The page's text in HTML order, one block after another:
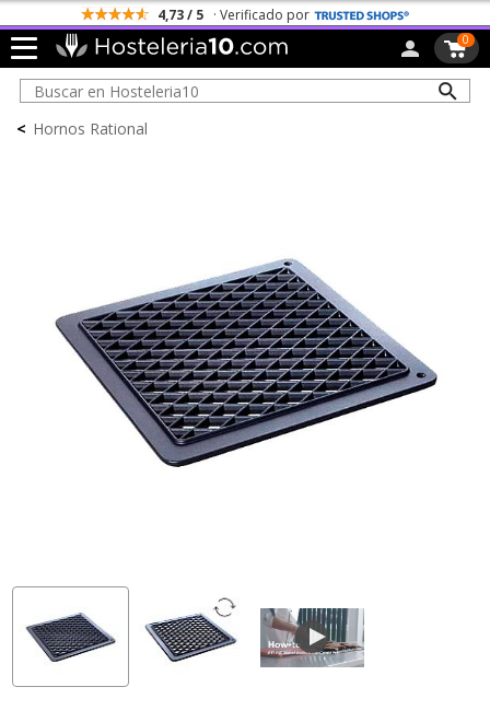
4,73 / 5 · Verificado por
0
< Hornos Rational